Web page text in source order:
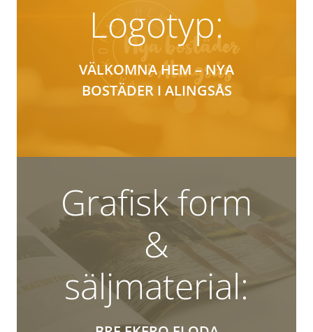
Logotyp:
VÄLKOMNA HEM – NYA
BOSTÄDER I ALINGSÅS
Grafisk form
&
säljmaterial: